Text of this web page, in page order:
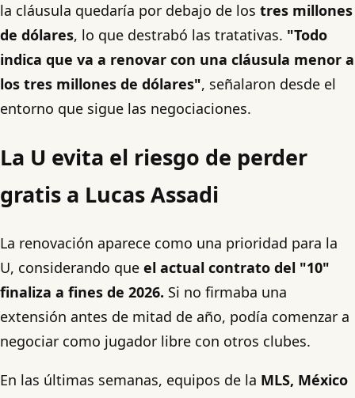
la cláusula quedaría por debajo de los tres millones
de dólares, lo que destrabó las tratativas. "Todo
indica que va a renovar con una cláusula menor a
los tres millones de dólares", señalaron desde el
entorno que sigue las negociaciones.
La U evita el riesgo de perder
gratis a Lucas Assadi
La renovación aparece como una prioridad para la
U, considerando que el actual contrato del "10"
finaliza a fines de 2026. Si no firmaba una
extensión antes de mitad de año, podía comenzar a
negociar como jugador libre con otros clubes.
En las últimas semanas, equipos de la MLS, México